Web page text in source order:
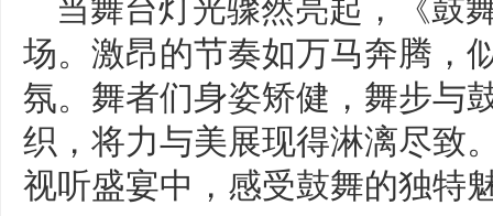
场。激昂的节奏如万马奔腾，
氛。舞者们身姿矫健，舞步与
织，将力与美展现得淋漓尽致
视听盛宴中，感受鼓舞的独特